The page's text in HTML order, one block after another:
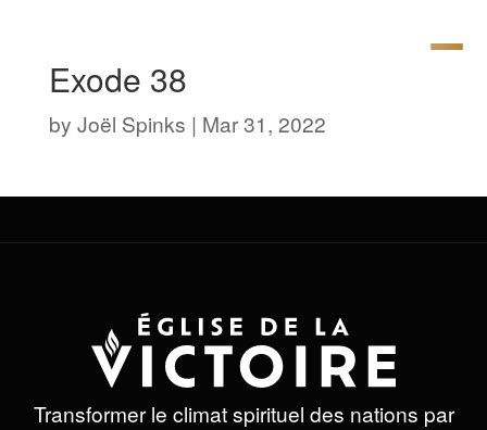
Exode 38
by Joël Spinks | Mar 31, 2022
Transformer le climat spirituel des nations par